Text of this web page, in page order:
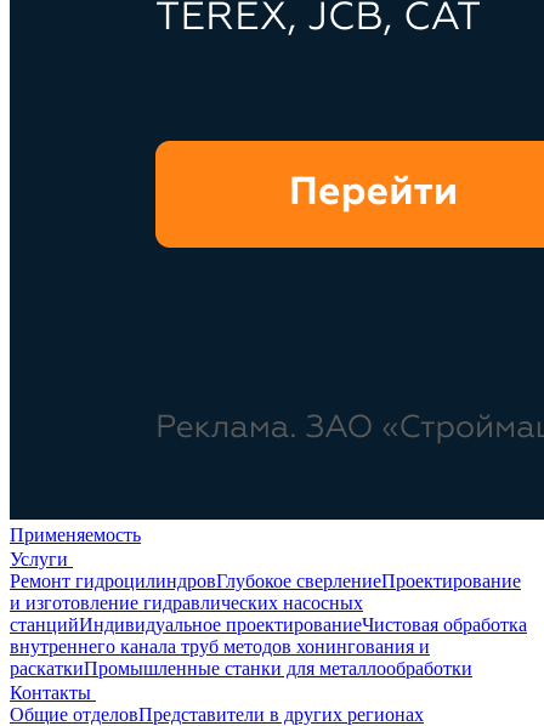
Применяемость
Услуги
Ремонт гидроцилиндровГлубокое сверлениеПроектирование
и изготовление гидравлических насосных
станцийИндивидуальное проектированиеЧистовая обработка
внутреннего канала труб методов хонингования и
раскаткиПромышленные станки для металлообработки
Контакты
Общие отделовПредставители в других регионах